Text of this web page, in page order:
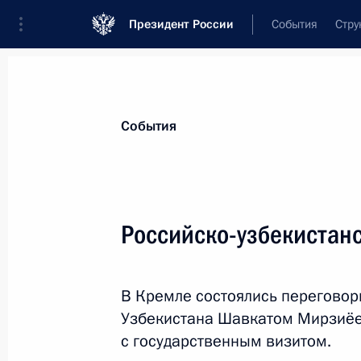
Президент России События
18–19 октября Президент России
События
Российско-
В Кремле состоялись
Узбекистана Шавкатом
с государственным визитом.